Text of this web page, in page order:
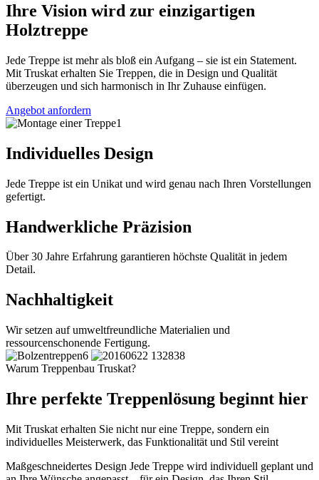
Ihre Vision wird zur einzigartigen
Holztreppe
Jede Treppe ist mehr als bloß ein Aufgang – sie ist ein Statement.
Mit Truskat erhalten Sie Treppen, die in Design und Qualität
überzeugen und sich harmonisch in Ihr Zuhause einfügen.
Angebot anfordern
Individuelles Design
Jede Treppe ist ein Unikat und wird genau nach Ihren Vorstellungen
gefertigt.
Handwerkliche Präzision
Über 30 Jahre Erfahrung garantieren höchste Qualität in jedem
Detail.
Nachhaltigkeit
Wir setzen auf umweltfreundliche Materialien und
ressourcenschonende Fertigung.
Warum Treppenbau Truskat?
Ihre perfekte Treppenlösung beginnt hier
Mit Truskat erhalten Sie nicht nur eine Treppe, sondern ein
individuelles Meisterwerk, das Funktionalität und Stil vereint
Maßgeschneidertes Design Jede Treppe wird individuell geplant und